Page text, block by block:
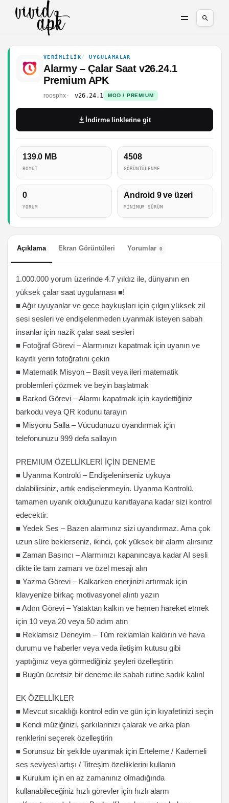
VERIMLILIK UYGULAMALAR
Alarmy – Çalar Saat v26.24.1
Premium APK
roosphx v26.24.1 MOD / PREMIUM
139.0 MB
BOYUT
4508
GÖRÜNTÜLENME
0
YORUM
Android 9 ve üzeri
MINIMUM SÜRÜM
İndirme linklerine git
Açıklama Ekran Görüntüleri Yorumlar 0
1.000.000 yorum üzerinde 4.7 yıldız ile, dünyanın en
yüksek çalar saat uygulaması ■!
■ Ağır uyuyanlar ve gece baykuşları için çılgın yüksek zil
sesi sesleri ve endişelenmeden uyanmak isteyen sabah
insanlar için nazik çalar saat sesleri
■ Fotoğraf Görevi – Alarmınızı kapatmak için uyanın ve
kayıtlı yerin fotoğrafını çekin
■ Matematik Misyon – Basit veya ileri matematik
problemleri çözmek ve beyin başlatmak
■ Barkod Görevi – Alarmı kapatmak için kaydettiğiniz
barkodu veya QR kodunu tarayın
■ Misyonu Salla – Vücudunuzu uyandırmak için
telefonunuzu 999 defa sallayın
PREMIUM ÖZELLİKLERİ İÇİN DENEME
■ Uyanma Kontrolü – Endişelenirseniz uykuya
dalabilirsiniz, artık endişelenmeyin. Uyanma Kontrolü,
tamamen uyanık olduğunuzu kanıtlayana kadar sizi kontrol
edecektir.
■ Yedek Ses – Bazen alarmınız sizi uyandırmaz. Ama çok
uzun süre beklerseniz, ikinci, çok yüksek bir alarm alırsınız
■ Zaman Basıncı – Alarmınızı kapanıncaya kadar AI sesli
dikte ile tam zamanı ve özel mesajı alın
■ Yazma Görevi – Kalkarken enerjinizi artırmak için
klavyenize birkaç motivasyonel alıntı yazın
■ Adım Görevi – Yataktan kalkın ve hemen hareket etmek
için 10 veya 20 veya 50 adım atın
■ Reklamsız Deneyim – Tüm reklamları kaldırın ve hava
durumu ve haberler veya veda iletişim kutusu gibi
yaptığınız veya görmediğiniz şeyleri özelleştirin
■ Bugün ücretsiz bir deneme ile sabah rutine sadık kalın!
EK ÖZELLİKLER
■ Mevcut sıcaklığı kontrol edin ve gün için kıyafetinizi seçin
■ Kendi müziğinizi, şarkılarınızı çalarak ve arka plan
renklerini seçerek özelleştirin
■ Sorunsuz bir şekilde uyanmak için Erteleme / Kademeli
ses seviyesi artışı / Titreşim özelliklerini kullanın
■ Kurulum için en az zamanınız olmadığında
kullanabileceğiniz hızlı görevler için hızlı alarm